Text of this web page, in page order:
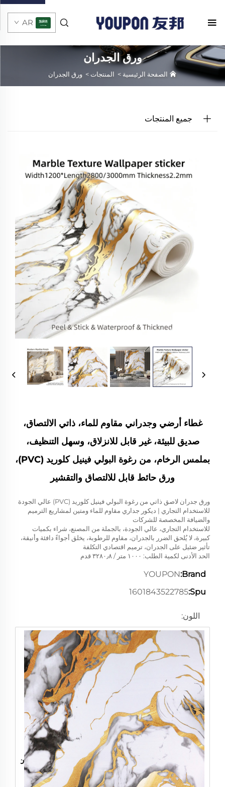
AR
ورق الجدران
الصفحة الرئيسية > المنتجات > ورق الجدران
جميع المنتجات
غطاء أرضي وجدراني مقاوم للماء، ذاتي الالتصاق،
صديق للبيئة، غير قابل للانزلاق، وسهل التنظيف،
بملمس الرخام، من رغوة البولي فينيل كلوريد (PVC)،
ورق حائط قابل للالتصاق والتقشير
ورق جدران لاصق ذاتي من رغوة البولي فينيل كلوريد (PVC) عالي الجودة
للاستخدام التجاري | ديكور جداري مقاوم للماء ومتين لمشاريع الترميم
والضيافة المخصصة للشركات
للاستخدام التجاري، عالي الجودة، بالجملة من المصنع، شراء بكميات
كبيرة، لا يُلحق الضرر بالجدران، مقاوم للرطوبة، يخلق أجواءً دافئة وأنيقة،
تأثير ضئيل على الجدران، ترميم اقتصادي التكلفة
الحد الأدنى لكمية الطلب: ١٠٠٠ متر / ٣٢٨٠٫٨ قدم
Brand:
YOUPON
Spu:
1601843522785
اللون:
ن